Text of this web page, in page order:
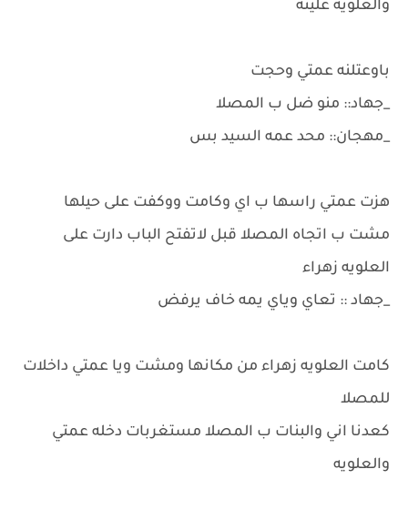
والعلويه علينه
باوعتلنه عمتي وحجت
_جهاد:: منو ضل ب المصلا
_مهجان:: محد عمه السيد بس
هزت عمتي راسها ب اي وكامت ووكفت على حيلها
مشت ب اتجاه المصلا قبل لاتفتح الباب دارت على
العلويه زهراء
_جهاد :: تعاي وياي يمه خاف يرفض
كامت العلويه زهراء من مكانها ومشت ويا عمتي داخلات
للمصلا
كعدنا اني والبنات ب المصلا مستغربات دخله عمتي
والعلويه